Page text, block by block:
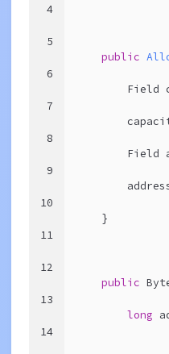
4
5
6
7
8
9
10
11
12
13
14
public
Field
Field
    }
public
long